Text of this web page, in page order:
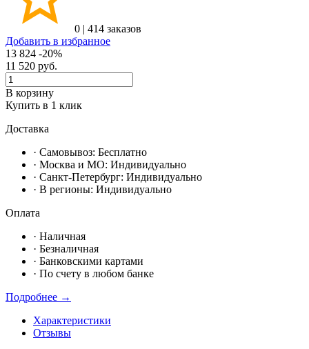
0 | 414 заказов
Добавить в избранное
13 824 -20%
11 520 руб.
В корзину
Купить в 1 клик
Доставка
· Самовывоз: Бесплатно
· Москвa и МО: Индивидуально
· Санкт-Петербург: Индивидуально
· В регионы: Индивидуально
Оплата
· Наличная
· Безналичная
· Банковскими картами
· По счету в любом банке
Подробнее →
Характеристики
Отзывы